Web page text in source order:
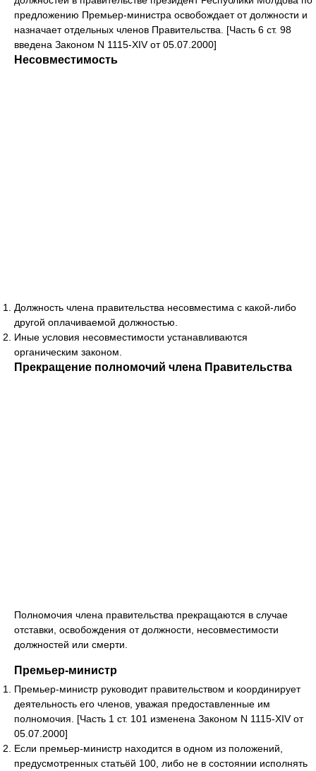
предложению Премьер-министра освобождает от должности и
назначает отдельных членов Правительства. [Часть 6 ст. 98
введена Законом N 1115-XIV от 05.07.2000]
Несовместимость
Должность члена правительства несовместима с какой-либо
другой оплачиваемой должностью.
Иные условия несовместимости устанавливаются
органическим законом.
Прекращение полномочий члена Правительства
Полномочия члена правительства прекращаются в случае
отставки, освобождения от должности, несовместимости
должностей или смерти.
Премьер-министр
Премьер-министр руководит правительством и координирует
деятельность его членов, уважая предоставленные им
полномочия. [Часть 1 ст. 101 изменена Законом N 1115-XIV от
05.07.2000]
Если премьер-министр находится в одном из положений,
предусмотренных статьёй 100, либо не в состоянии исполнять